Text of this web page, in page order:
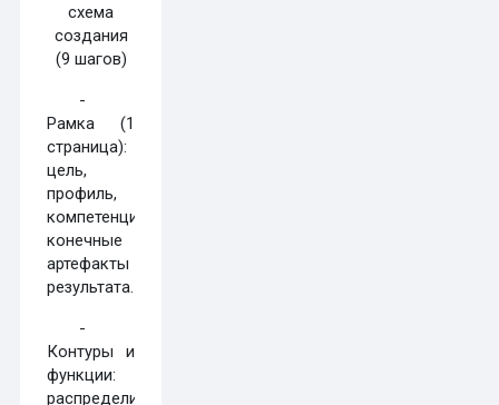
схема
создания
(9 шагов)
-
Рамка (1
страница):
цель,
профиль,
компетенции,
конечные
артефакты
результата.
-
Контуры и
функции:
распределить